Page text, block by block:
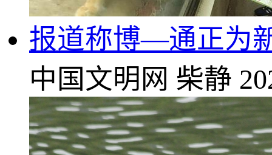
报道称博—通正为
中国文明网 柴静